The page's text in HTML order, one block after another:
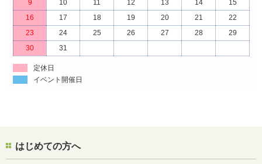
9
10 11 12 13 14
15
16
17 18 19 20 21
22
23
24 25 26 27 28
29
30
31
定休日
イベント開催日
はじめての方へ